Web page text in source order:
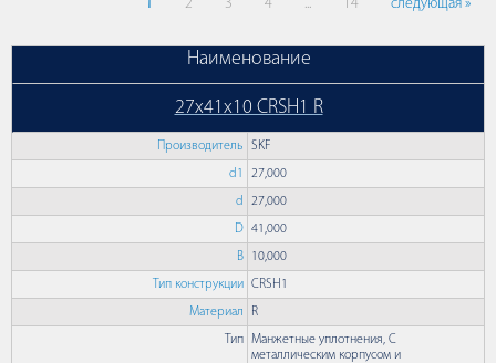
1 2 3 4 ... 14 следующая »
Наименование
27x41x10 CRSH1 R
Производитель SKF
d1 27,000
d 27,000
D 41,000
B 10,000
Тип конструкции CRSH1
Материал R
Тип Манжетные уплотнения, С
металлическим корпусом и